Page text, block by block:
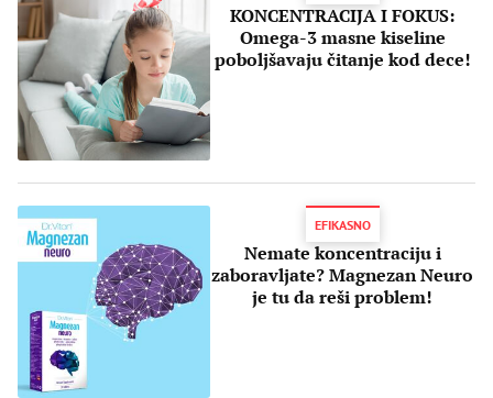
KONCENTRACIJA I FOKUS:
Omega-3 masne kiseline
poboljšavaju čitanje kod dece!
EFIKASNO
Nemate koncentraciju i
zaboravljate? Magnezan Neuro
je tu da reši problem!